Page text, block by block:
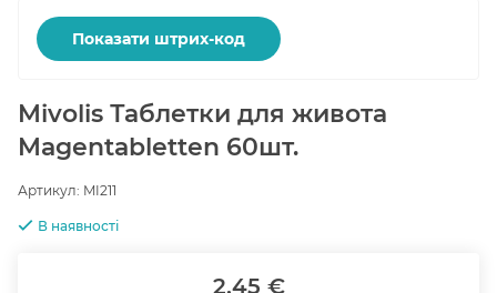
Показати штрих-код
Mivolis Таблетки для живота
Magentabletten 60шт.
Артикул: MI211
В наявності
2.45 €